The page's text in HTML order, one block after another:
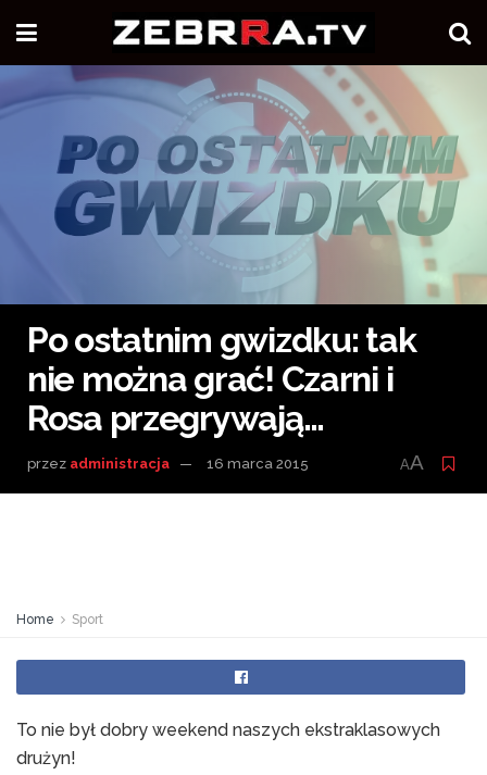
Po ostatnim gwizdku: tak
nie można grać! Czarni i
Rosa przegrywają…
przez administracja 16 marca 2015 AA
Home Sport
To nie był dobry weekend naszych ekstraklasowych
drużyn!